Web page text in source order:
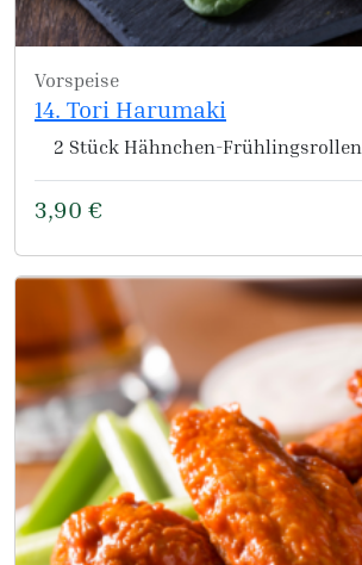
Vorspeise
14. Tori Harumaki
2 Stück Hähnchen-Frühlingsrollen
3,90 €